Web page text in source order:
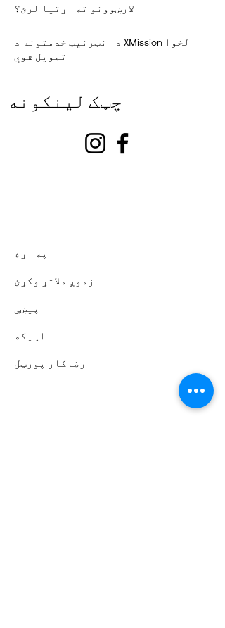
لارښوونو ته اړتیا لرئ؟
د انټرنیټ خدمتونه د XMission لخوا
تمویل شوي
چټک لینکونه
په اړه
زموږ ملاتړ وکړئ
پیښې
اړیکه
رضاکار پورټل